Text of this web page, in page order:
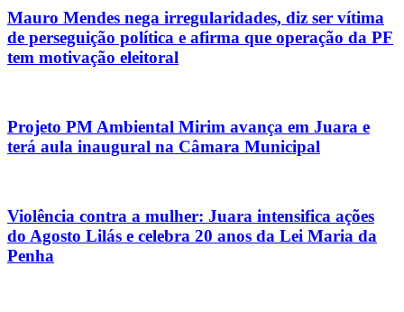
Mauro Mendes nega irregularidades, diz ser vítima
de perseguição política e afirma que operação da PF
tem motivação eleitoral
Projeto PM Ambiental Mirim avança em Juara e
terá aula inaugural na Câmara Municipal
Violência contra a mulher: Juara intensifica ações
do Agosto Lilás e celebra 20 anos da Lei Maria da
Penha